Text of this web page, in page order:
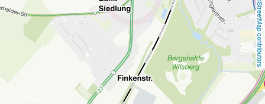
OpenStreetMap contributors